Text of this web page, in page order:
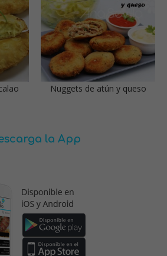
Nuggets de atún y queso
la App